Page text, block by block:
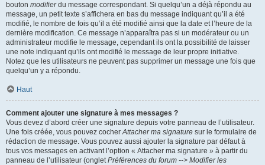
bouton modifierdu message correspondant. Si quelqu’un a déjà répondu au
message, un petit texte s’affichera en bas du message indiquant qu’il a été
modifié, le nombre de fois qu’il a été modifié ainsi que la date et l’heure de la
dernière modification. Ce message n’apparaîtra pas si un modérateur ou un
administrateur modifie le message, cependant ils ont la possibilité de laisser
une note indiquant qu’ils ont modifié le message de leur propre initiative.
Notez que les utilisateurs ne peuvent pas supprimer un message une fois que
quelqu’un y a répondu.
Haut
Comment ajouter une signature à mes messages ?
Vous devez d’abord créer une signature depuis votre panneau de l’utilisateur.
Une fois créée, vous pouvez cocherAttacher ma signature sur le formulaire de
rédaction de message. Vous pouvez aussi ajouter la signature par défaut à
tous vos messages en activant l’option « Attacher ma signature » à partir du
panneau de l’utilisateur (ongletPréférences du forum --> Modifier les